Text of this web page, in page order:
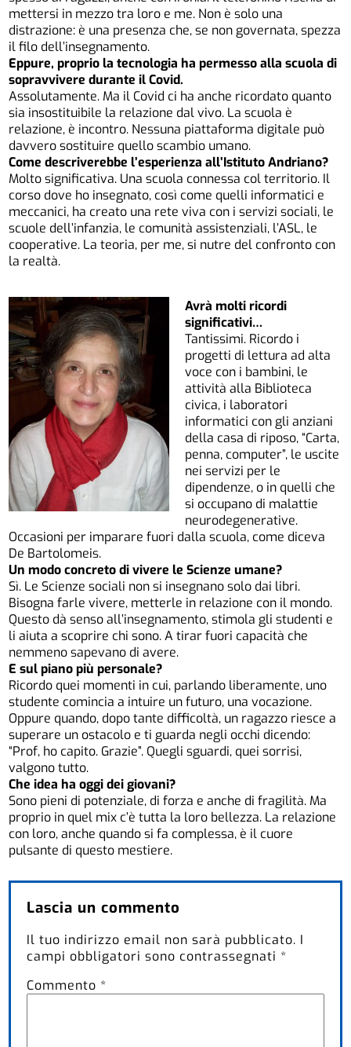
mettersi in mezzo tra loro e me. Non è solo una
distrazione: è una presenza che, se non governata, spezza
il filo dell’insegnamento.
Eppure, proprio la tecnologia ha permesso alla scuola di
sopravvivere durante il Covid.
Assolutamente. Ma il Covid ci ha anche ricordato quanto
sia insostituibile la relazione dal vivo. La scuola è
relazione, è incontro. Nessuna piattaforma digitale può
davvero sostituire quello scambio umano.
Come descriverebbe l’esperienza all’Istituto Andriano?
Molto significativa. Una scuola connessa col territorio. Il
corso dove ho insegnato, così come quelli informatici e
meccanici, ha creato una rete viva con i servizi sociali, le
scuole dell’infanzia, le comunità assistenziali, l’ASL, le
cooperative. La teoria, per me, si nutre del confronto con
la realtà.
Avrà molti ricordi
significativi…
Tantissimi. Ricordo i
progetti di lettura ad alta
voce con i bambini, le
attività alla Biblioteca
civica, i laboratori
informatici con gli anziani
della casa di riposo, “Carta,
penna, computer”, le uscite
nei servizi per le
dipendenze, o in quelli che
si occupano di malattie
neurodegenerative.
Occasioni per imparare fuori dalla scuola, come diceva
De Bartolomeis.
Un modo concreto di vivere le Scienze umane?
Sì. Le Scienze sociali non si insegnano solo dai libri.
Bisogna farle vivere, metterle in relazione con il mondo.
Questo dà senso all’insegnamento, stimola gli studenti e
li aiuta a scoprire chi sono. A tirar fuori capacità che
nemmeno sapevano di avere.
E sul piano più personale?
Ricordo quei momenti in cui, parlando liberamente, uno
studente comincia a intuire un futuro, una vocazione.
Oppure quando, dopo tante difficoltà, un ragazzo riesce a
superare un ostacolo e ti guarda negli occhi dicendo:
“Prof, ho capito. Grazie”. Quegli sguardi, quei sorrisi,
valgono tutto.
Che idea ha oggi dei giovani?
Sono pieni di potenziale, di forza e anche di fragilità. Ma
proprio in quel mix c’è tutta la loro bellezza. La relazione
con loro, anche quando si fa complessa, è il cuore
pulsante di questo mestiere.
Lascia un commento
Il tuo indirizzo email non sarà pubblicato. I
campi obbligatori sono contrassegnati *
Commento *